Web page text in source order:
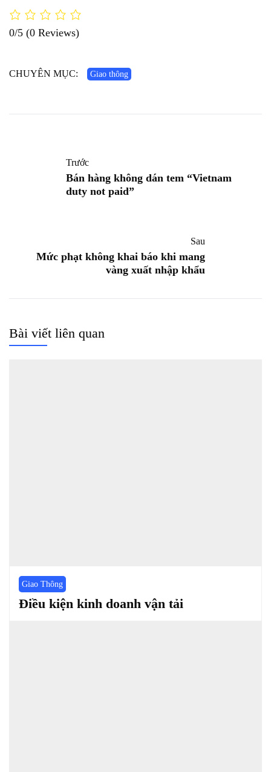
0/5 (0 Reviews)
CHUYÊN MỤC: Giao thông
Trước
Bán hàng không dán tem “Vietnam
duty not paid”
Sau
Mức phạt không khai báo khi mang
vàng xuất nhập khẩu
Bài viết liên quan
Giao Thông
Điều kiện kinh doanh vận tải